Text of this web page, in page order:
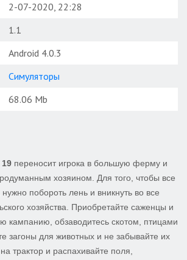
2-07-2020, 22:28
1.1
Android 4.0.3
Симуляторы
68.06 Mb
переносит игрока в большую ферму и
хозяином. Для того, чтобы все
нужно побороть лень и вникнуть во все
хозяйства. Приобретайте саженцы и
кампанию, обзаводитесь скотом, птицами
загоны для животных и не забывайте их
трактор и распахивайте поля,